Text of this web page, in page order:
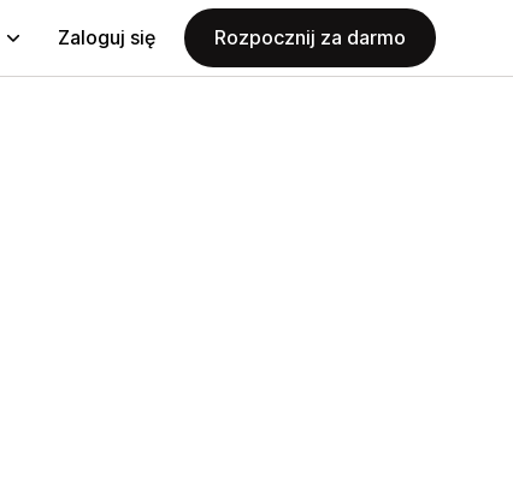
Zaloguj się Rozpocznij za darmo